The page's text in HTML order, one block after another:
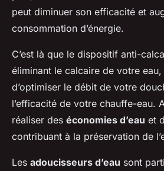
peut diminuer son efficacité et
consommation d’énergie.
C’est là que le dispositif anti-
éliminant le calcaire de votre
d’optimiser le débit de votre
l’efficacité de votre chauffe-eau.
réaliser des économies d’eau et
contribuant à la préservation de
Les adoucisseurs d’eau sont